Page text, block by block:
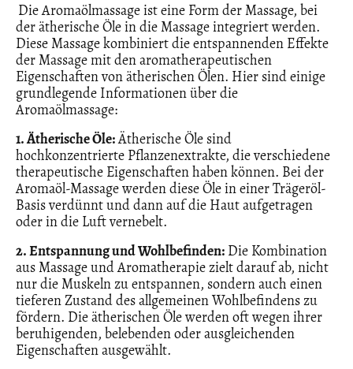
Die Aromaölmassage ist eine Form der Massage, bei
der ätherische Öle in die Massage integriert werden.
Diese Massage kombiniert die entspannenden Effekte
der Massage mit den aromatherapeutischen
Eigenschaften von ätherischen Ölen. Hier sind einige
grundlegende Informationen über die
Aromaölmassage:
1. Ätherische Öle:Ätherische Öle sind
hochkonzentrierte Pflanzenextrakte, die verschiedene
therapeutische Eigenschaften haben können. Bei der
Aromaöl-Massage werden diese Öle in einer Trägeröl-
Basis verdünnt und dann auf die Haut aufgetragen
oder in die Luft vernebelt.
2. Entspannung und Wohlbefinden: Die Kombination
aus Massage und Aromatherapie zielt darauf ab, nicht
nur die Muskeln zu entspannen, sondern auch einen
tieferen Zustand des allgemeinen Wohlbefindens zu
fördern. Die ätherischen Öle werden oft wegen ihrer
beruhigenden, belebenden oder ausgleichenden
Eigenschaften ausgewählt.